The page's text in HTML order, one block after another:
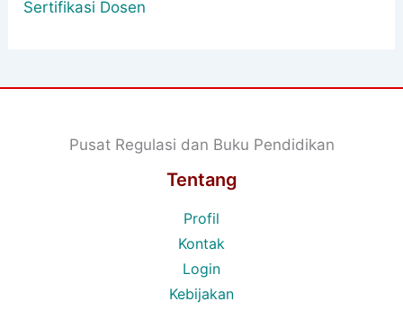
Sertifikasi Dosen
Pusat Regulasi dan Buku Pendidikan
Tentang
Profil
Kontak
Login
Kebijakan